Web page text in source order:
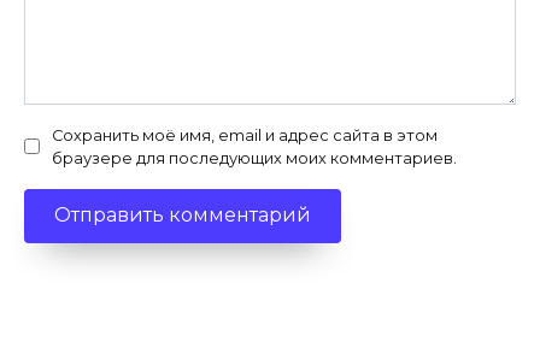
Сохранить моё имя, email и адрес сайта в этом
браузере для последующих моих комментариев.